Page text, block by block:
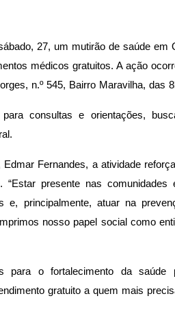
27, um mutirão de saúde em
médicos gratuitos. A ação
n.º 545, Bairro Maravilha, das
consultas e orientações,
Fernandes, a atividade
presente nas comunidades
e, principalmente, atuar na
nosso papel social como
para o fortalecimento da saúde
gratuito a quem mais